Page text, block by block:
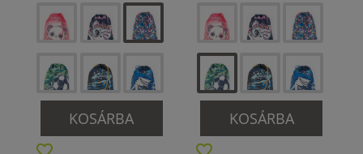
KOSÁRBA KOSÁRBA